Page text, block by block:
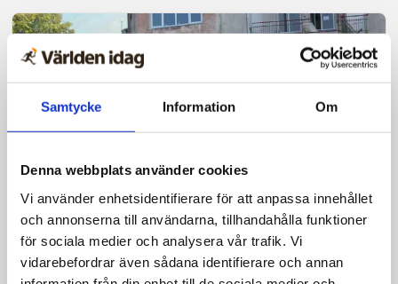
Samtycke Information Om
Denna webbplats använder cookies
Vi använder enhetsidentifierare för att anpassa innehållet
och annonserna till användarna, tillhandahålla funktioner
för sociala medier och analysera vår trafik. Vi
vidarebefordrar även sådana identifierare och annan
Nyheter
Kristna armenier i nöd får